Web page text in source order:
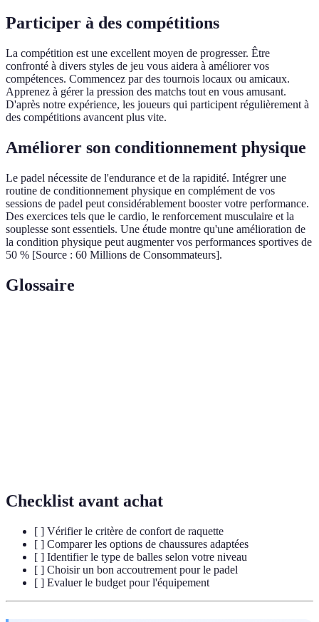
Participer à des compétitions
La compétition est une excellent moyen de progresser. Être
confronté à divers styles de jeu vous aidera à améliorer vos
compétences. Commencez par des tournois locaux ou amicaux.
Apprenez à gérer la pression des matchs tout en vous amusant.
D'après notre expérience, les joueurs qui participent régulièrement à
des compétitions avancent plus vite.
Améliorer son conditionnement physique
Le padel nécessite de l'endurance et de la rapidité. Intégrer une
routine de conditionnement physique en complément de vos
sessions de padel peut considérablement booster votre performance.
Des exercices tels que le cardio, le renforcement musculaire et la
souplesse sont essentiels. Une étude montre qu'une amélioration de
la condition physique peut augmenter vos performances sportives de
50 % [Source : 60 Millions de Consommateurs].
Glossaire
Checklist avant achat
[ ] Vérifier le critère de confort de raquette
[ ] Comparer les options de chaussures adaptées
[ ] Identifier le type de balles selon votre niveau
[ ] Choisir un bon accoutrement pour le padel
[ ] Evaluer le budget pour l'équipement